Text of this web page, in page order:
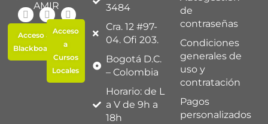
AMIR
Acceso a
Blackboard
Acceso
a
Cursos
Locales
3484
Cra. 12 #97-
04. Ofi 203.
Bogotá D.C.
– Colombia
Horario: de L
a V de 9h a
18h
de
contraseñas
Condiciones
generales de
uso y
contratación
Pagos
personalizados